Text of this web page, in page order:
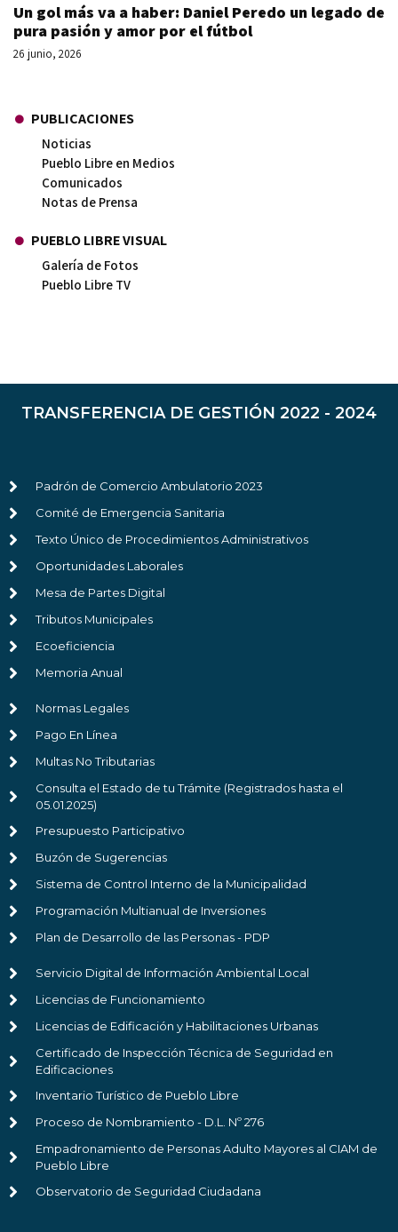
Un gol más va a haber: Daniel Peredo un legado de
pura pasión y amor por el fútbol
26 junio, 2026
PUBLICACIONES
Noticias
Pueblo Libre en Medios
Comunicados
Notas de Prensa
PUEBLO LIBRE VISUAL
Galería de Fotos
Pueblo Libre TV
TRANSFERENCIA DE GESTIÓN 2022 - 2024
Padrón de Comercio Ambulatorio 2023
Comité de Emergencia Sanitaria
Texto Único de Procedimientos Administrativos
Oportunidades Laborales
Mesa de Partes Digital
Tributos Municipales
Ecoeficiencia
Memoria Anual
Normas Legales
Pago En Línea
Multas No Tributarias
Consulta el Estado de tu Trámite (Registrados hasta el
05.01.2025)
Presupuesto Participativo
Buzón de Sugerencias
Sistema de Control Interno de la Municipalidad
Programación Multianual de Inversiones
Plan de Desarrollo de las Personas - PDP
Servicio Digital de Información Ambiental Local
Licencias de Funcionamiento
Licencias de Edificación y Habilitaciones Urbanas
Certificado de Inspección Técnica de Seguridad en
Edificaciones
Inventario Turístico de Pueblo Libre
Proceso de Nombramiento - D.L. Nº 276
Empadronamiento de Personas Adulto Mayores al CIAM de
Pueblo Libre
Observatorio de Seguridad Ciudadana